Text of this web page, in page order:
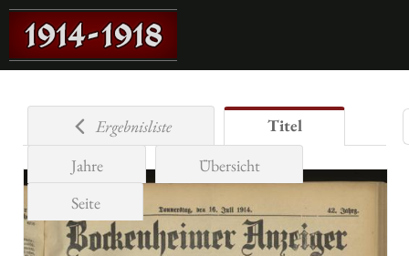
Ergebnisliste
Titel
Jahre
Übersicht
Seite